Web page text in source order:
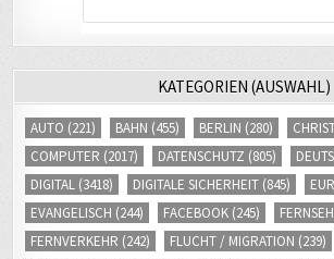
AUTO(221) BAHN(455) BERLIN(280)
COMPUTER
(2017) DATENSCHUTZ (805)
DIGITAL (3418) DIGITALE SICHERHEIT(845)
EVANGELISCH (244) FACEBOOK(245)
FERNVERKEHR(242) FLUCHT / MIGRATION(239)
GEHEIMDIENST/SPIONAGE(227) HALLE (317)